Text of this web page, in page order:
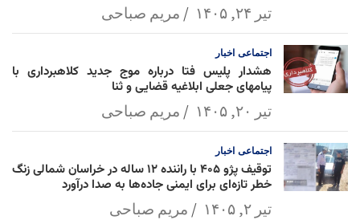
تیر ۲۴, ۱۴۰۵ مریم صباحی
اجتماعی اخبار
هشدار پلیس فتا درباره موج جدید کلاهبرداری با
پیامهای جعلی ابلاغیه قضایی و ثنا
تیر ۲۰, ۱۴۰۵ مریم صباحی
اجتماعی اخبار
توقیف پژو ۴۰۵ با راننده ۱۲ ساله در خراسان شمالی زنگ
خطر تازه‌ای برای ایمنی جاده‌ها به صدا درآورد
تیر ۲, ۱۴۰۵ مریم صباحی